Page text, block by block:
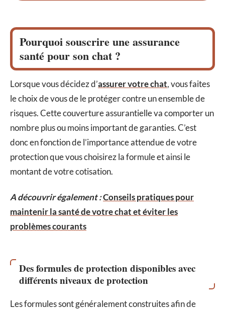
Pourquoi souscrire une assurance
santé pour son chat ?
Lorsque vous décidez d’assurer votre chat, vous faites
le choix de vous de le protéger contre un ensemble de
risques. Cette couverture assurantielle va comporter un
nombre plus ou moins important de garanties. C’est
donc en fonction de l’importance attendue de votre
protection que vous choisirez la formule et ainsi le
montant de votre cotisation.
A découvrir également :Conseils pratiques pour
maintenir la santé de votre chat et éviter les
problèmes courants
Des formules de protection disponibles avec
différents niveaux de protection
Les formules sont généralement construites afin de